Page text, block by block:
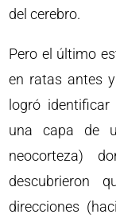
del cerebro.
Pero el último
en ratas antes
logró
una capa de
neocorteza)
descubrieron
direcciones